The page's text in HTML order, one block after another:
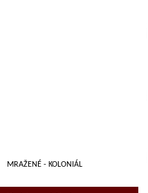
MRAŽENÉ - KOLONIÁL